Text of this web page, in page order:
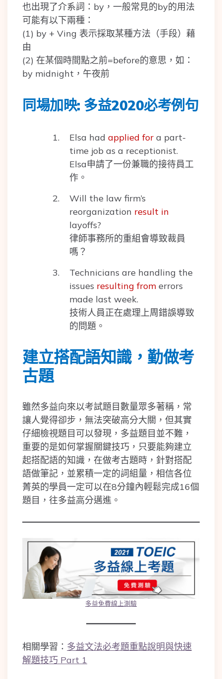
也出現了介系詞：by，一般常見的by的用法
可能有以下兩種：
(1) by + Ving 表示採取某種方法（手段）藉
由
(2) 在某個時間點之前=before的意思，如：
by midnight，午夜前
同場加映: 多益2020必考例句
Elsa had applied for a part-
time job as a receptionist.
Elsa申請了一份兼職的接待員工
作。
Will the law firm’s
reorganization result in
layoffs?
律師事務所的重組會導致裁員
嗎？
Technicians are handling the
issues resulting from errors
made last week.
技術人員正在處理上周錯誤導致
的問題。
建立搭配語知識，勤做考
古題
雖然多益向來以考試題目數量眾多著稱，常
讓人覺得卻步，無法突破高分大關，但其實
仔細檢視題目可以發現，多益題目並不難，
重要的是如何掌握關鍵技巧，只要能夠建立
起搭配語的知識，在做考古題時，針對搭配
語做筆記，並累積一定的詞組量，相信各位
菁英的學員一定可以在8分鐘內輕鬆完成16個
題目，往多益高分邁進。
多益免費線上測驗
相關學習： 多益文法必考題重點說明與快速
解題技巧 Part 1